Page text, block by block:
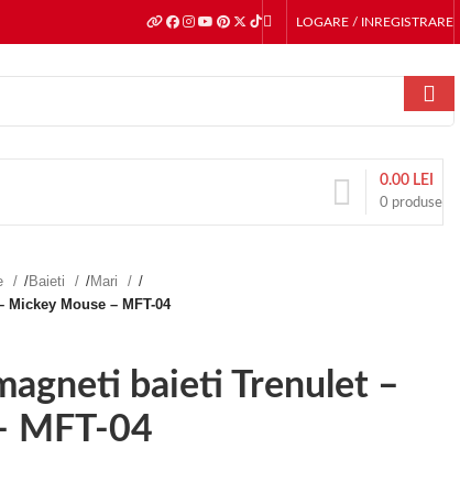
LOGARE / INREGISTRARE
0 produse
0.00 LEI
/Baieti /Mari
/
Mouse – MFT-04
baieti Trenulet –
MFT-04